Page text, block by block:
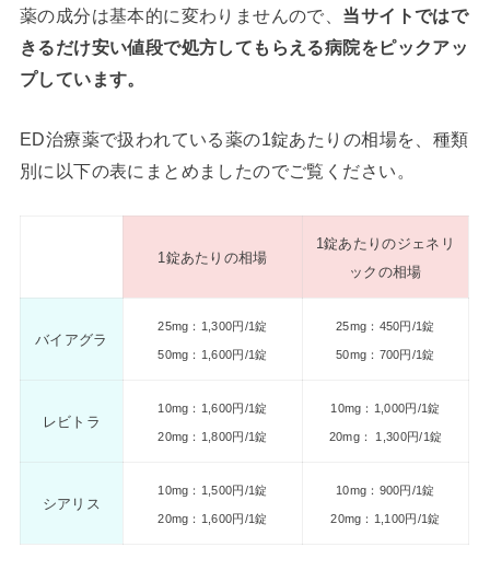
薬の成分は基本的に変わりませんので、 当サイトではで
きるだけ安い値段で処方してもらえる病院をピックアッ
プしています。
ED治療薬で扱われている薬の1錠あたりの相場を、種類
別に以下の表にまとめましたのでご覧ください。
1錠あたりの相場
1錠あたりのジェネリ
ックの相場
バイアグラ
25mg：1,300円/1錠
50mg：1,600円/1錠
25mg：450円/1錠
50mg：700円/1錠
レビトラ
10mg：1,600円/1錠
20mg：1,800円/1錠
10mg：1,000円/1錠
20mg： 1,300円/1錠
シアリス
10mg：1,500円/1錠
20mg：1,600円/1錠
10mg：900円/1錠
20mg：1,100円/1錠